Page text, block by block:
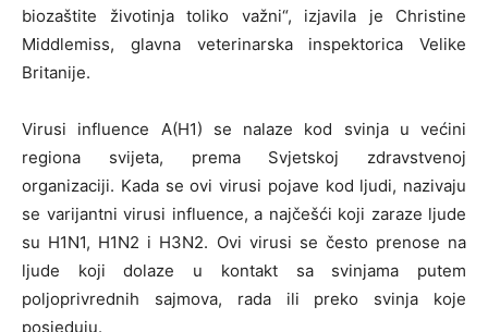
biozaštite životinja toliko važni“, izjavila je Christine
Middlemiss, glavna veterinarska inspektorica Velike
Britanije.
Virusi influence A(H1) se nalaze kod svinja u većini
regiona svijeta, prema Svjetskoj zdravstvenoj
organizaciji. Kada se ovi virusi pojave kod ljudi, nazivaju
se varijantni virusi influence, a najčešći koji zaraze ljude
su H1N1, H1N2 i H3N2. Ovi virusi se često prenose na
ljude koji dolaze u kontakt sa svinjama putem
poljoprivrednih sajmova, rada ili preko svinja koje
posjeduju.